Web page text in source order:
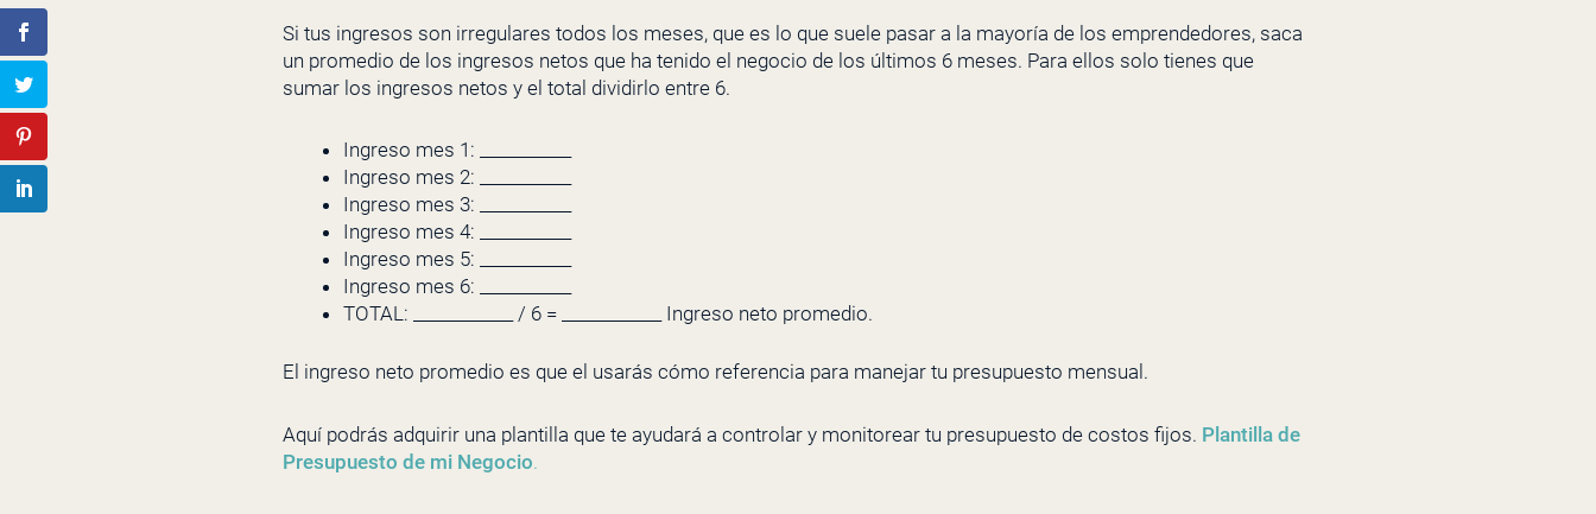
Si tus ingresos son irregulares todos los meses, que es lo que suele pasar a la mayoría de los emprendedores, saca
un promedio de los ingresos netos que ha tenido el negocio de los últimos 6 meses. Para ellos solo tienes que
sumar los ingresos netos y el total dividirlo entre 6.
Ingreso mes 1: ___________
Ingreso mes 2: ___________
Ingreso mes 3: ___________
Ingreso mes 4: ___________
Ingreso mes 5: ___________
Ingreso mes 6: ___________
TOTAL: ____________ / 6 = ____________ Ingreso neto promedio.
El ingreso neto promedio es que el usarás cómo referencia para manejar tu presupuesto mensual.
Aquí podrás adquirir una plantilla que te ayudará a controlar y monitorear tu presupuesto de costos fijos. Plantilla de
Presupuesto de mi Negocio.